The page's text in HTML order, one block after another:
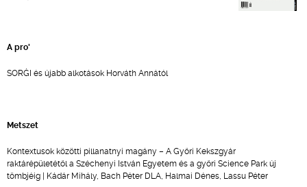
A pro'
SORĠI és újabb alkotások Horváth Annától
Metszet
Kontextusok közötti pillanatnyi magány – A Győri Kekszgyár
raktárépületétől a Széchenyi István Egyetem és a győri Science Park új
tömbjéig | Kádár Mihály, Bach Péter DLA, Halmai Dénes, Lassu Péter